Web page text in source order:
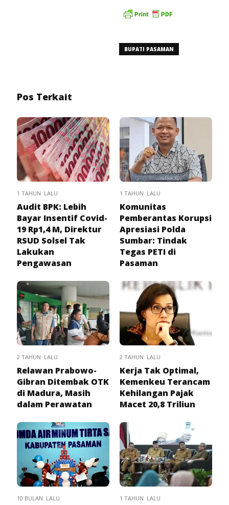
BUPATI PASAMAN
Pos Terkait
1 TAHUN LALU
Audit BPK: Lebih
Bayar Insentif Covid-
19 Rp1,4 M, Direktur
RSUD Solsel Tak
Lakukan
Pengawasan
1 TAHUN LALU
Komunitas
Pemberantas Korupsi
Apresiasi Polda
Sumbar: Tindak
Tegas PETI di
Pasaman
2 TAHUN LALU
Relawan Prabowo-
Gibran Ditembak OTK
di Madura, Masih
dalam Perawatan
2 TAHUN LALU
Kerja Tak Optimal,
Kemenkeu Terancam
Kehilangan Pajak
Macet 20,8 Triliun
10 BULAN LALU 1 TAHUN LALU